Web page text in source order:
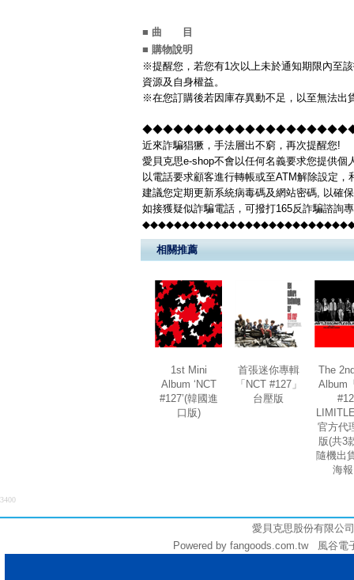
■ 曲 目
■ 購物說明
※提醒您，若您有1次以上未於通知期限內至
資源及自身權益。
※在您訂購後若因庫存異動不足，以至無法出
◆◆◆◆◆◆◆◆◆◆◆◆◆◆◆◆◆◆◆◆◆◆◆◆
近來詐騙猖獗，手法層出不窮，再次提醒您!
愛貝克思e-shop不會以任何名義要求您提供個
以電話要求顧客進行轉帳或至ATM解除設定
建議您定期更新系統病毒碼及網站密碼, 以確
如接獲疑似詐騙電話，可撥打165反詐騙諮詢
相關推薦
1st Mini
Album ‘NCT
#127’(韓國進
口版)
首張迷你專輯
「NCT #127」
台壓版
The
Album
官方代
版(共3
隨機出
海
3400
愛貝克思股份有限
Powered by fangoods.com.tw 風谷電子商